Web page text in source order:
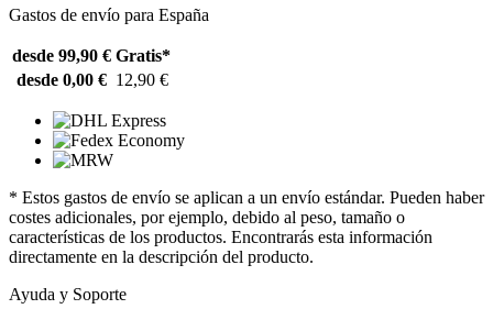
Gastos de envío para España
desde 99,90 € Gratis*
desde 0,00 € 12,90 €
* Estos gastos de envío se aplican a un envío estándar. Pueden haber
costes adicionales, por ejemplo, debido al peso, tamaño o
características de los productos. Encontrarás esta información
directamente en la descripción del producto.
Ayuda y Soporte